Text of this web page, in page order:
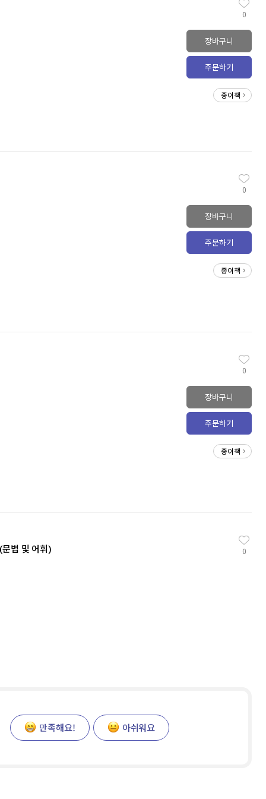
0
장바구니
주문하기
종이책
0
장바구니
주문하기
종이책
0
장바구니
주문하기
종이책
문법 및 어휘) 0
만족해요! 아쉬워요